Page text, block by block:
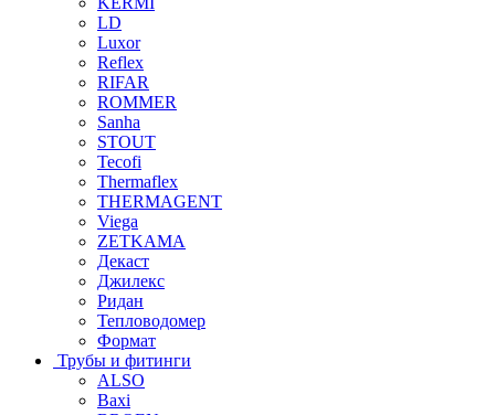
LD
Luxor
Reflex
RIFAR
ROMMER
Sanha
STOUT
Tecofi
Thermaflex
THERMAGENT
Viega
ZETKAMA
Декаст
Джилекс
Ридан
Тепловодомер
Формат
Трубы и фитинги
ALSO
Baxi